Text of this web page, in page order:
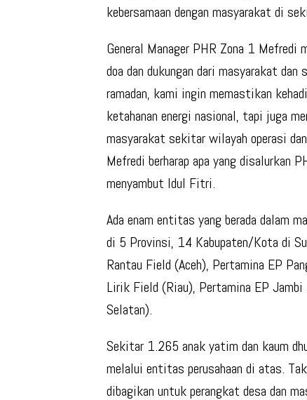
kebersamaan dengan masyarakat di
General Manager PHR Zona 1 Mefredi
doa dan dukungan dari masyarakat
ramadan, kami ingin memastikan
ketahanan energi nasional, tapi juga
masyarakat sekitar wilayah operasi
Mefredi berharap apa yang disalurkan
menyambut Idul Fitri.
Ada enam entitas yang berada dalam
di 5 Provinsi, 14 Kabupaten/Kota di
Rantau Field (Aceh), Pertamina EP
Lirik Field (Riau), Pertamina EP
Selatan).
Sekitar 1.265 anak yatim dan kaum
melalui entitas perusahaan di atas.
dibagikan untuk perangkat desa dan